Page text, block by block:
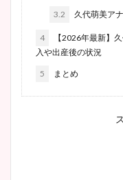
3.2 久代萌美ア
4
【2026年最新】
入や出産後の状況
5 まとめ